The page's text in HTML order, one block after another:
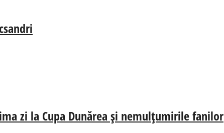
zi la Cupa Dunărea și nemulțumirile fanilor